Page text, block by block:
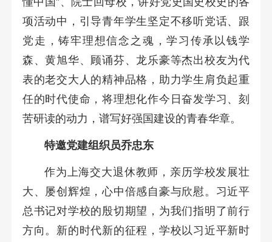
项活动中，引导青年学生坚定不移听党话、跟
党走，铸牢理想信念之魂，学习传承以钱学
森、黄旭华、顾诵芬、龙乐豪等杰出校友为代
表的老交大人的精神品格，助力学生肩负起重
任的时代使命，将理想化作今日奋发学习、刻
苦研读的动力，谱写好强国建设的青春华章。
特邀党建组织员乔忠东
作为上海交大退休教师，亲历学校发展壮
大、屡创辉煌，心中倍感自豪与欣慰。习近平
总书记对学校的殷切期望，为我们指明了前行
方向。新的时代新的征程，学校以习近平新时